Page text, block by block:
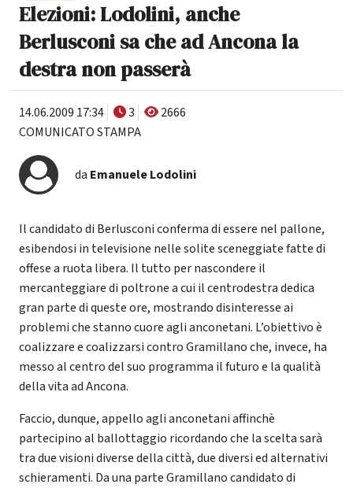
Elezioni: Lodolini, anche
Berlusconi sa che ad Ancona la
destra non passerà
14.06.2009 17:34 3
2666
COMUNICATO STAMPA
da Emanuele Lodolini
Il candidato di Berlusconi conferma di essere nel pallone,
esibendosi in televisione nelle solite sceneggiate fatte di
offese a ruota libera. Il tutto per nascondere il
mercanteggiare di poltrone a cui il centrodestra dedica
gran parte di queste ore, mostrando disinteresse ai
problemi che stanno cuore agli anconetani. L’obiettivo è
coalizzare e coalizzarsi contro Gramillano che, invece, ha
messo al centro del suo programma il futuro e la qualità
della vita ad Ancona.
Faccio, dunque, appello agli anconetani affinchè
partecipino al ballottaggio ricordando che la scelta sarà
tra due visioni diverse della città, due diversi ed alternativi
schieramenti. Da una parte Gramillano candidato di